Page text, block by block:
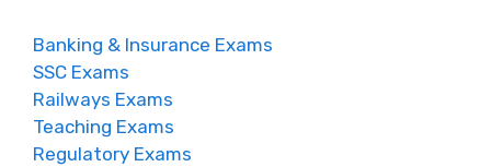
Banking & Insurance Exams
SSC Exams
Railways Exams
Teaching Exams
Regulatory Exams